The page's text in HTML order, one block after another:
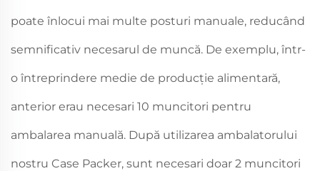
poate înlocui mai multe posturi manuale, reducând
semnificativ necesarul de muncă. De exemplu, într-
o întreprindere medie de producție alimentară,
anterior erau necesari 10 muncitori pentru
ambalarea manuală. După utilizarea ambalatorului
nostru Case Packer, sunt necesari doar 2 muncitori